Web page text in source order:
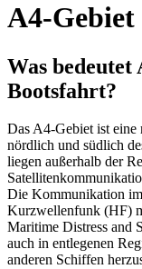
A4-Gebiet
Was
Bootsfahrt?
Das A4-Gebiet ist eine
nördlich und südlich
liegen außerhalb der
Die Kommunikation
Kurzwellenfunk (HF)
Maritime Distress and
auch in entlegenen
anderen Schiffen